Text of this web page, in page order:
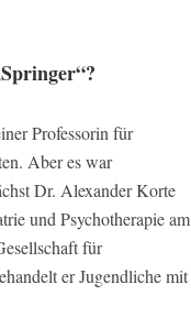
Professorin für
Aber es war
Dr. Alexander Korte
und Psychotherapie am
für
er Jugendliche mit